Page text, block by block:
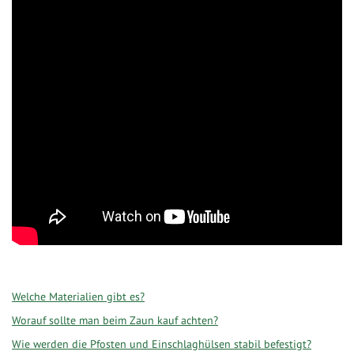
Welche Materialien gibt es?
Worauf sollte man beim Zaun kauf achten?
Wie werden die Pfosten und Einschlaghülsen stabil befestigt?